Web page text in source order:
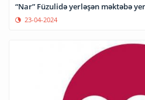
“Nar” Füzulidə yerləşən məktəbə
23-04-2024